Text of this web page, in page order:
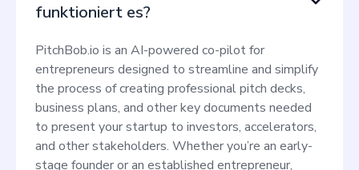
funktioniert es?
PitchBob.io is an AI-powered co-pilot for
entrepreneurs designed to streamline and simplify
the process of creating professional pitch decks,
business plans, and other key documents needed
to present your startup to investors, accelerators,
and other stakeholders. Whether you’re an early-
stage founder or an established entrepreneur,